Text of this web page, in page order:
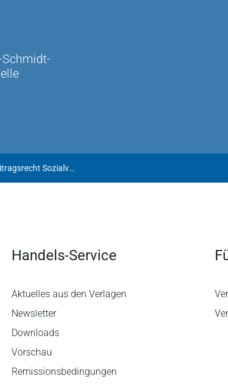
Schmidt-
Otto Schmidt online | Beratermodul Figge Beitragsrecht Sozialversicherungsrecht
Handels-Service
Aktuelles aus den Verlagen
Newsletter
Downloads
Vorschau
Remissionsbedingungen